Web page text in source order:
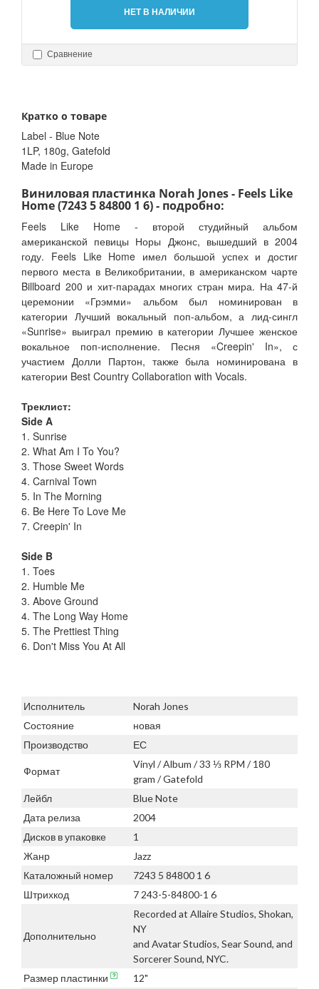
НЕТ В НАЛИЧИИ
Сравнение
Кратко о товаре
Label - Blue Note
1LP, 180g, Gatefold
Made in Europe
Виниловая пластинка Norah Jones - Feels Like
Home (7243 5 84800 1 6) - подробно:
Feels Like Home - второй студийный альбом
американской певицы Норы Джонс, вышедший в 2004
году. Feels Like Home имел большой успех и достиг
первого места в Великобритании, в американском чарте
Billboard 200 и хит-парадах многих стран мира. На 47-й
церемонии «Грэмми» альбом был номинирован в
категории Лучший вокальный поп-альбом, а лид-сингл
«Sunrise» выиграл премию в категории Лучшее женское
вокальное поп-исполнение. Песня «Creepin' In», с
участием Долли Партон, также была номинирована в
категории Best Country Collaboration with Vocals.
Треклист:
Side A
1. Sunrise
2. What Am I To You?
3. Those Sweet Words
4. Carnival Town
5. In The Morning
6. Be Here To Love Me
7. Creepin' In
Side B
1. Toes
2. Humble Me
3. Above Ground
4. The Long Way Home
5. The Prettiest Thing
6. Don't Miss You At All
Исполнитель
Norah Jones
Состояние
новая
Производство
ЕС
Формат
Vinyl / Album / 33 ⅓ RPM / 180
gram / Gatefold
Лейбл
Blue Note
Дата релиза
2004
Дисков в упаковке
1
Жанр
Jazz
Каталожный номер
7243 5 84800 1 6
Штрихкод
7 243-5-84800-1 6
Дополнительно
Recorded at Allaire Studios, Shokan,
NY
and Avatar Studios, Sear Sound, and
Sorcerer Sound, NYC.
Размер пластинки
12"